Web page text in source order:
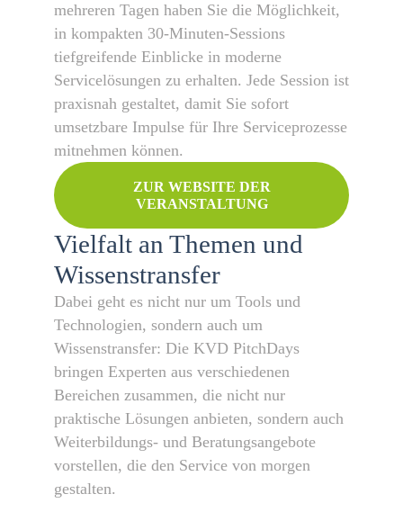
mehreren Tagen haben Sie die Möglichkeit,
in kompakten 30-Minuten-Sessions
tiefgreifende Einblicke in moderne
Servicelösungen zu erhalten. Jede Session ist
praxisnah gestaltet, damit Sie sofort
umsetzbare Impulse für Ihre Serviceprozesse
mitnehmen können.
ZUR WEBSITE DER
VERANSTALTUNG
Vielfalt an Themen und
Wissenstransfer
Dabei geht es nicht nur um Tools und
Technologien, sondern auch um
Wissenstransfer: Die KVD PitchDays
bringen Experten aus verschiedenen
Bereichen zusammen, die nicht nur
praktische Lösungen anbieten, sondern auch
Weiterbildungs- und Beratungsangebote
vorstellen, die den Service von morgen
gestalten.